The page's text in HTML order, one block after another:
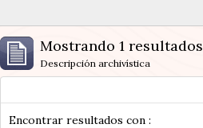
Mostrando 1 resultados
Descripción archivística
Encontrar resultados con :